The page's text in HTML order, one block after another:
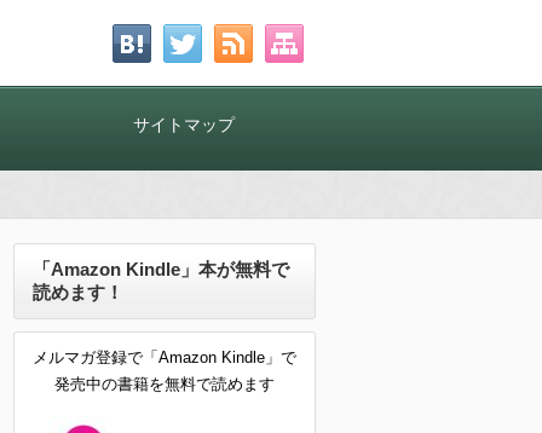
サイトマップ
「Amazon Kindle」本が無料で
読めます！
メルマガ登録で「Amazon Kindle」で
発売中の書籍を無料で読めます